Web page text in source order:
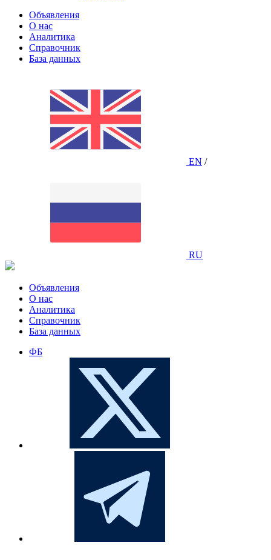
Объявления
О нас
Аналитика
Справочник
База данных
EN /
RU
Объявления
О нас
Аналитика
Справочник
База данных
ФБ